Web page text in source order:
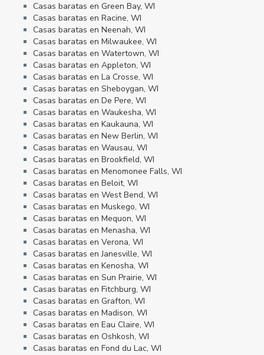
Casas baratas en Green Bay, WI
Casas baratas en Racine, WI
Casas baratas en Neenah, WI
Casas baratas en Milwaukee, WI
Casas baratas en Watertown, WI
Casas baratas en Appleton, WI
Casas baratas en La Crosse, WI
Casas baratas en Sheboygan, WI
Casas baratas en De Pere, WI
Casas baratas en Waukesha, WI
Casas baratas en Kaukauna, WI
Casas baratas en New Berlin, WI
Casas baratas en Wausau, WI
Casas baratas en Brookfield, WI
Casas baratas en Menomonee Falls, WI
Casas baratas en Beloit, WI
Casas baratas en West Bend, WI
Casas baratas en Muskego, WI
Casas baratas en Mequon, WI
Casas baratas en Menasha, WI
Casas baratas en Verona, WI
Casas baratas en Janesville, WI
Casas baratas en Kenosha, WI
Casas baratas en Sun Prairie, WI
Casas baratas en Fitchburg, WI
Casas baratas en Grafton, WI
Casas baratas en Madison, WI
Casas baratas en Eau Claire, WI
Casas baratas en Oshkosh, WI
Casas baratas en Fond du Lac, WI